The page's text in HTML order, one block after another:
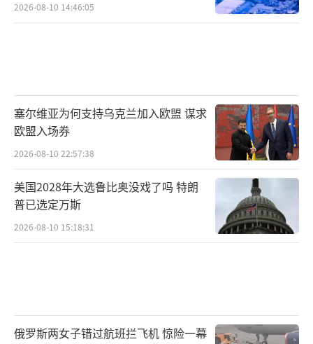
2026-08-10 14:46:05
塞尔维亚为何支持乌克兰加入欧盟 谋求
欧盟入场券
2026-08-10 22:57:38
美国2028年大选鲁比奥没戏了吗 特朗
普已选定万斯
2026-08-10 15:18:31
俄罗斯两女子错过航班拦飞机 惊险一幕